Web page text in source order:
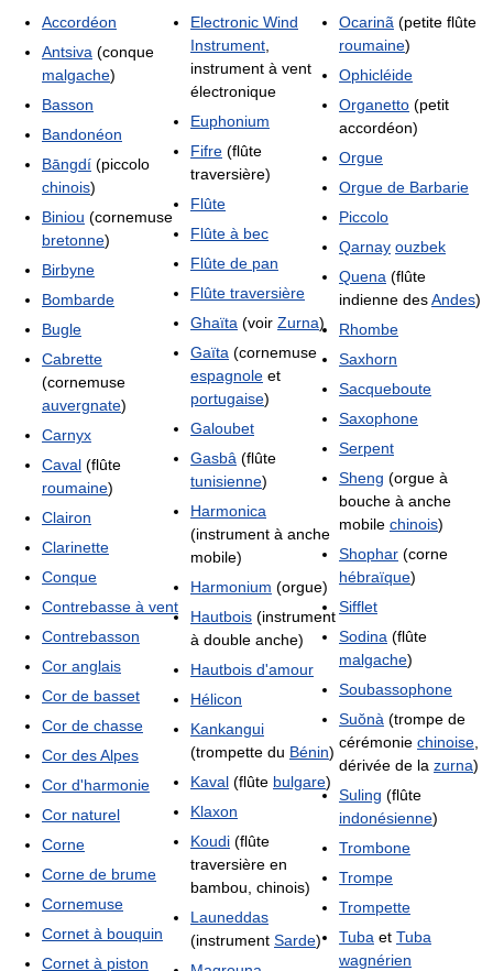
Accordéon
Antsiva (conque
malgache)
Basson
Bandonéon
Bāngdí (piccolo
chinois)
Biniou (cornemuse
bretonne)
Birbyne
Bombarde
Bugle
Cabrette
(cornemuse
auvergnate)
Carnyx
Caval (flûte
roumaine)
Clairon
Clarinette
Conque
Contrebasse à vent
Contrebasson
Cor anglais
Cor de basset
Cor de chasse
Cor des Alpes
Cor d'harmonie
Cor naturel
Corne
Corne de brume
Cornemuse
Cornet à bouquin
Cornet à piston
Electronic Wind
Instrument
instrument à vent
électronique
Euphonium
Fifre (flûte
traversière)
Flûte
Flûte à bec
Flûte de pan
Flûte traversière
Ghaïta (voir Zurna)
Gaïta (cornemuse
espagnole et
portugaise)
Galoubet
Gasbâ (flûte
tunisienne)
Harmonica
(instrument à anche
mobile)
Harmonium (orgue)
Hautbois (instrument
à double anche)
Hautbois d'amour
Hélicon
Kankangui
(trompette du Bénin)
Kaval (flûte bulgare)
Klaxon
Koudi (flûte
traversière en
bambou, chinois)
Launeddas
(instrument Sarde)
Ocarinã (petite flûte
roumaine)
Ophicléide
Organetto (petit
accordéon)
Orgue
Orgue de Barbarie
Piccolo
Qarnay ouzbek
Quena (flûte
indienne desAndes)
Rhombe
Saxhorn
Sacqueboute
Saxophone
Serpent
Sheng (orgue à
bouche à anche
mobile chinois)
Shophar (corne
hébraïque)
Sifflet
Sodina (flûte
malgache)
Soubassophone
Suŏnà (trompe de
cérémonie chinoise
dérivée de la zurna)
Suling (flûte
indonésienne)
Trombone
Trompe
Trompette
Tuba et Tuba
wagnérien